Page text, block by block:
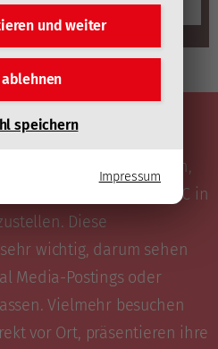
undweiter
speichern
Impressum
ins Leben gerufen,
Partner des EC-KAC in
Diese
wichtig, darum sehen
Media-Postings oder
Vielmehr besuchen
vor Ort, präsentieren ihre